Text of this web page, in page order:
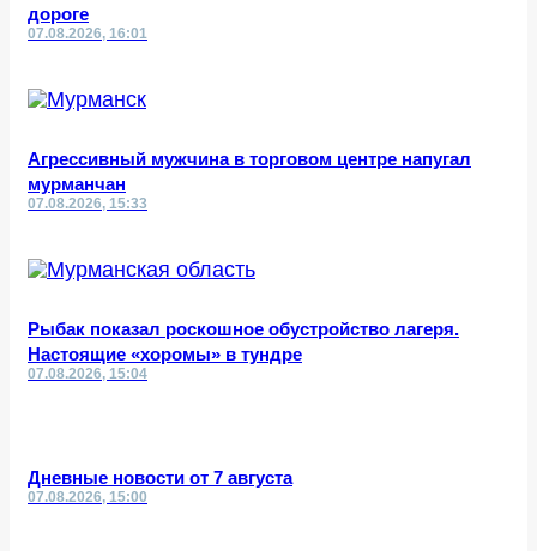
дороге
07.08.2026, 16:01
Агрессивный мужчина в торговом центре напугал
мурманчан
07.08.2026, 15:33
Рыбак показал роскошное обустройство лагеря.
Настоящие «хоромы» в тундре
07.08.2026, 15:04
Дневные новости от 7 августа
07.08.2026, 15:00